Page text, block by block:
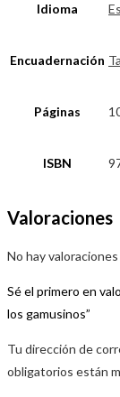
Idioma
Encuadernación
Páginas
ISBN
Valoraciones
No hay valoraciones
Sé el primero en
los gamusinos”
Tu dirección de
obligatorios están